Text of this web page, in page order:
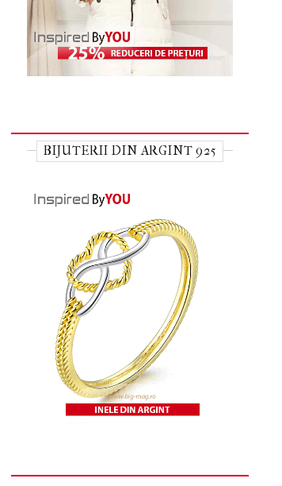
BIJUTERII DIN ARGINT 925